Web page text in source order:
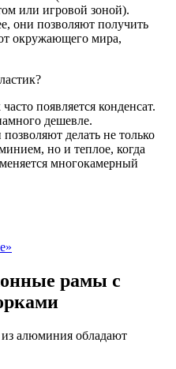
или игровой зоной).
они позволяют получить
окружающего мира,
появляется конденсат.
дешевле.
делать не только
но и теплое, когда
многокамерный
рамы с
алюминия обладают